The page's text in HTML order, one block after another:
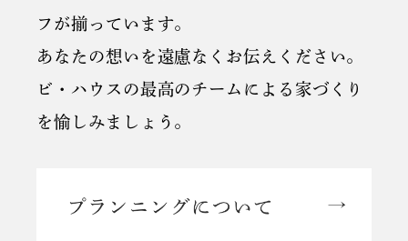
フが揃っています。
あなたの想いを遠慮なくお伝えください。
ビ・ハウスの最高のチームによる家づくり
を愉しみましょう。